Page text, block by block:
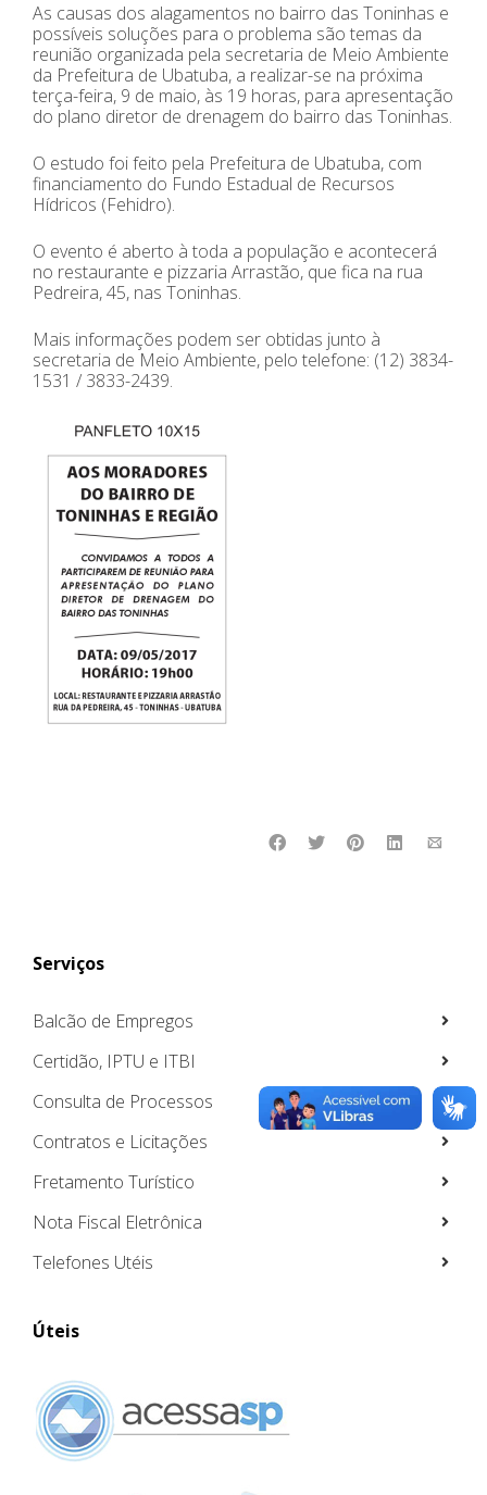
As causas dos alagamentos no bairro das Toninhas e
possíveis soluções para o problema são temas da
reunião organizada pela secretaria de Meio Ambiente
da Prefeitura de Ubatuba, a realizar-se na próxima
terça-feira, 9 de maio, às 19 horas, para apresentação
do plano diretor de drenagem do bairro das Toninhas.
O estudo foi feito pela Prefeitura de Ubatuba, com
financiamento do Fundo Estadual de Recursos
Hídricos (Fehidro).
O evento é aberto à toda a população e acontecerá
no restaurante e pizzaria Arrastão, que fica na rua
Pedreira, 45, nas Toninhas.
Mais informações podem ser obtidas junto à
secretaria de Meio Ambiente, pelo telefone: (12) 3834-
1531 / 3833-2439.
Serviços
Balcão de Empregos
Certidão, IPTU e ITBI
Consulta de Processos
Contratos e Licitações
Fretamento Turístico
Nota Fiscal Eletrônica
Telefones Utéis
Úteis